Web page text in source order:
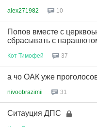
alex271982 10
Попов вместе с
сбрасывать с
Кот Тимофей 37
а чо ОАК уже
nivoobrazimii 31
Ситауция ДПС